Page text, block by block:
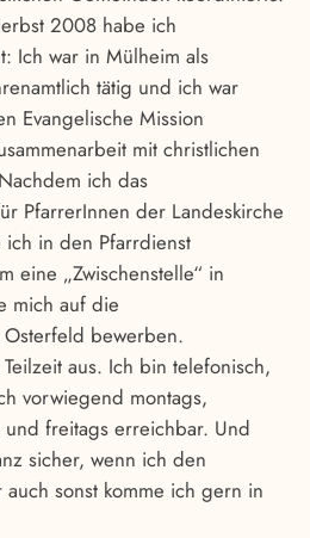
2008 habe ich
Ich war in Mülheim als
tätig und ich war
Evangelische Mission
mit christlichen
ich das
PfarrerInnen der Landeskirche
ich in den Pfarrdienst
eine „Zwischenstelle“ in
mich auf die
bewerben.
aus. Ich bin telefonisch,
vorwiegend montags,
und freitags erreichbar. Und
sicher, wenn ich den
sonst komme ich gern in